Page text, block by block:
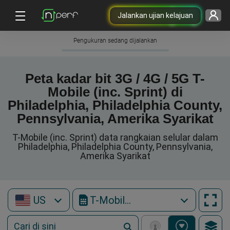
Jalankan ujian kelajuan
Pengukuran sedang dijalankan
Peta kadar bit 3G / 4G / 5G T-
Mobile (inc. Sprint) di
Philadelphia, Philadelphia County,
Pennsylvania, Amerika Syarikat
T-Mobile (inc. Sprint) data rangkaian selular dalam
Philadelphia, Philadelphia County, Pennsylvania,
Amerika Syarikat
US T-Mobile (inc. Sprint)